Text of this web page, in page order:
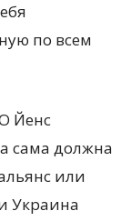
по всем
Йенс
сама должна
или
Украина